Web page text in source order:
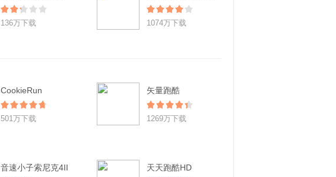
136万下载 1074万下载
CookieRun
501万下载
矢量跑酷
1269万下载
音速小子索尼克4II 天天跑酷HD